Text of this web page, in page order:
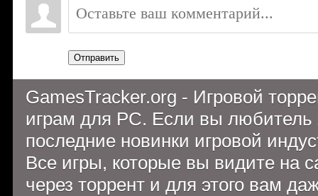
Отправить
GamesTracker.org - Игровой
играм для PC. Если вы
последние новинки игровой
Все игры, которые вы видите на
через торрент и для этого вам